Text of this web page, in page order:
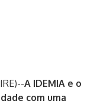
)--A IDEMIA e o
com uma